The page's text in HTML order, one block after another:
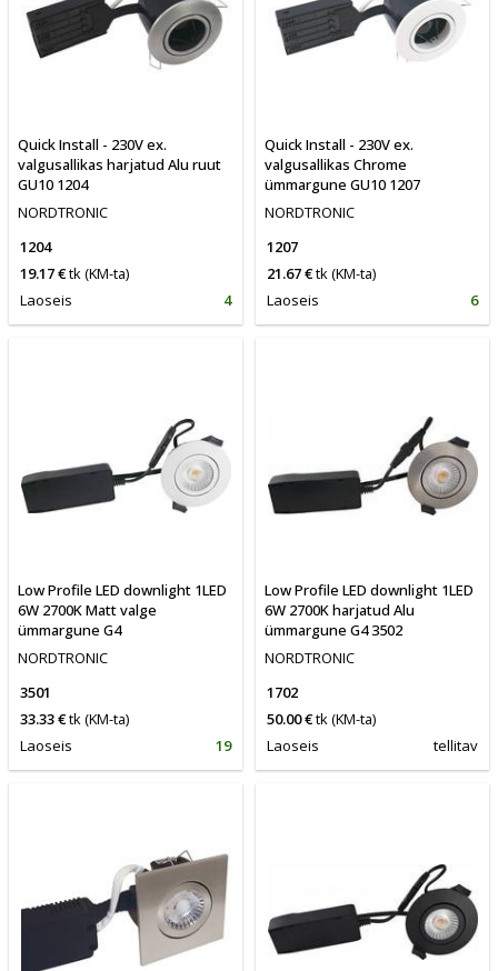
Quick Install - 230V ex.
valgusallikas harjatud Alu ruut
GU10 1204
NORDTRONIC
1204
19.17 €tk(KM-ta)
Laoseis
4
Quick Install - 230V ex.
valgusallikas Chrome
ümmargune GU10 1207
NORDTRONIC
1207
21.67 €tk(KM-ta)
Laoseis
6
Low Profile LED downlight 1LED
6W 2700K Matt valge
ümmargune G4
NORDTRONIC
3501
33.33 €tk(KM-ta)
Laoseis
19
Low Profile LED downlight 1LED
6W 2700K harjatud Alu
ümmargune G4 3502
NORDTRONIC
1702
50.00 €tk(KM-ta)
Laoseis
tellitav